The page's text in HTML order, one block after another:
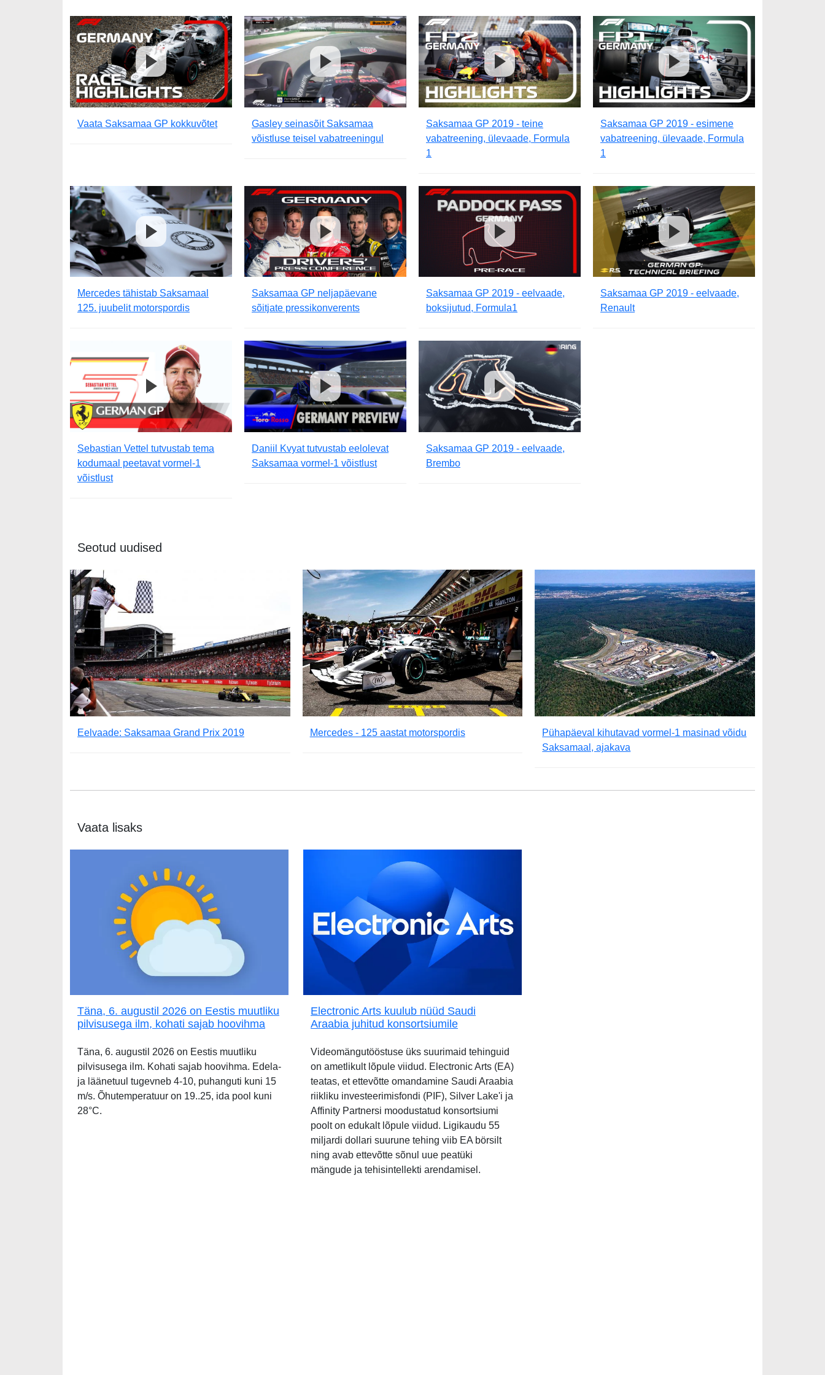
Vaata Saksamaa GP kokkuvõtet
Gasley seinasõit Saksamaa
võistluse teisel vabatreeningul
Saksamaa GP 2019 - teine
vabatreening, ülevaade, Formula
1
Saksamaa GP 2019 - esimene
vabatreening, ülevaade, Formula
1
Mercedes tähistab Saksamaal
125. juubelit motorspordis
Saksamaa GP neljapäevane
sõitjate pressikonverents
Saksamaa GP 2019 - eelvaade,
boksijutud, Formula1
Saksamaa GP 2019 - eelvaade,
Renault
Sebastian Vettel tutvustab tema
kodumaal peetavat vormel-1
võistlust
Daniil Kvyat tutvustab eelolevat
Saksamaa vormel-1 võistlust
Saksamaa GP 2019 - eelvaade,
Brembo
Seotud uudised
Eelvaade: Saksamaa Grand Prix 2019 Mercedes - 125 aastat motorspordis
Pühapäeval kihutavad vormel-1 masinad võidu
Saksamaal, ajakava
Vaata lisaks
Täna, 6. augustil 2026 on Eestis muutliku
pilvisusega ilm, kohati sajab hoovihma
Täna, 6. augustil 2026 on Eestis muutliku
pilvisusega ilm. Kohati sajab hoovihma. Edela-
ja läänetuul tugevneb 4-10, puhanguti kuni 15
m/s. Õhutemperatuur on 19..25, ida pool kuni
28°C.
Electronic Arts kuulub nüüd Saudi
Araabia juhitud konsortsiumile
Videomängutööstuse üks suurimaid tehinguid
on ametlikult lõpule viidud. Electronic Arts (EA)
teatas, et ettevõtte omandamine Saudi Araabia
riikliku investeerimisfondi (PIF), Silver Lake'i ja
Affinity Partnersi moodustatud konsortsiumi
poolt on edukalt lõpule viidud. Ligikaudu 55
miljardi dollari suurune tehing viib EA börsilt
ning avab ettevõtte sõnul uue peatüki
mängude ja tehisintellekti arendamisel.